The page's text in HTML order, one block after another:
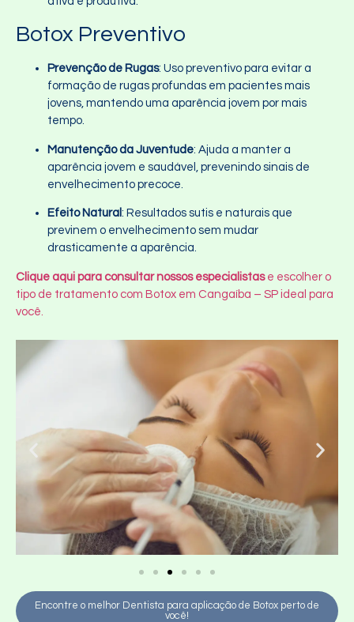
Botox Preventivo
Prevenção de Rugas: Uso preventivo para evitar a
formação de rugas profundas em pacientes mais
jovens, mantendo uma aparência jovem por mais
tempo.
Manutenção da Juventude: Ajuda a manter a
aparência jovem e saudável, prevenindo sinais de
envelhecimento precoce.
Efeito Natural : Resultados sutis e naturais que
previnem o envelhecimento sem mudar
drasticamente a aparência.
Clique aqui para consultar nossos especialistase escolher o
tipo de tratamento com Botox em Cangaíba – SP ideal para
você.
Encontre o melhor Dentista para aplicação de Botox perto de
você!